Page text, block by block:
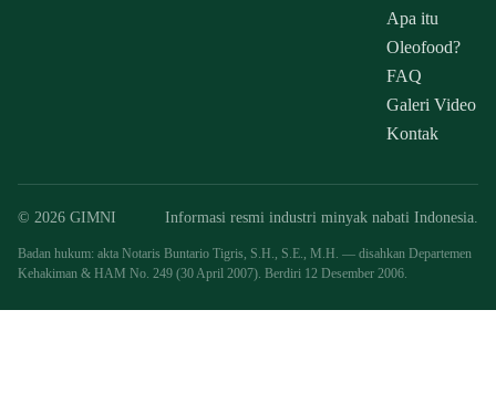
Apa itu
Oleofood?
FAQ
Galeri Video
Kontak
© 2026 GIMNI Informasi resmi industri minyak nabati Indonesia.
Badan hukum: akta Notaris Buntario Tigris, S.H., S.E., M.H. — disahkan Departemen
Kehakiman & HAM No. 249 (30 April 2007). Berdiri 12 Desember 2006.